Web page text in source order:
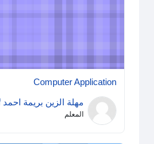
Computer Application
مهلة الزين بريمة احمد staff
المعلم